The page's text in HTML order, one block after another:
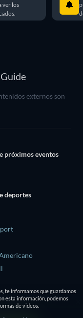
ver los
externos son
próximos eventos
deportes
te informamos que guardamos
esta información, podemos
de videos.